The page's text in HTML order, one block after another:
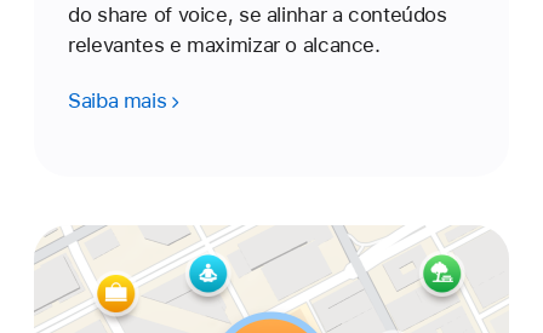
do share of voice, se alinhar a conteúdos
relevantes e maximizar o alcance.
Saiba mais